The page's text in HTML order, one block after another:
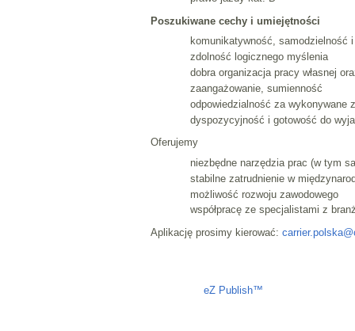
Poszukiwane cechy i umiejętności
komunikatywność, samodzielność
zdolność logicznego myślenia
dobra organizacja pracy własnej
zaangażowanie, sumienność
odpowiedzialność za wykonywane
dyspozycyjność i gotowość do
Oferujemy
niezbędne narzędzia prac (w tym
stabilne zatrudnienie w
możliwość rozwoju zawodowego
współpracę ze specjalistami z
Aplikację prosimy kierować:
eZ Publish™